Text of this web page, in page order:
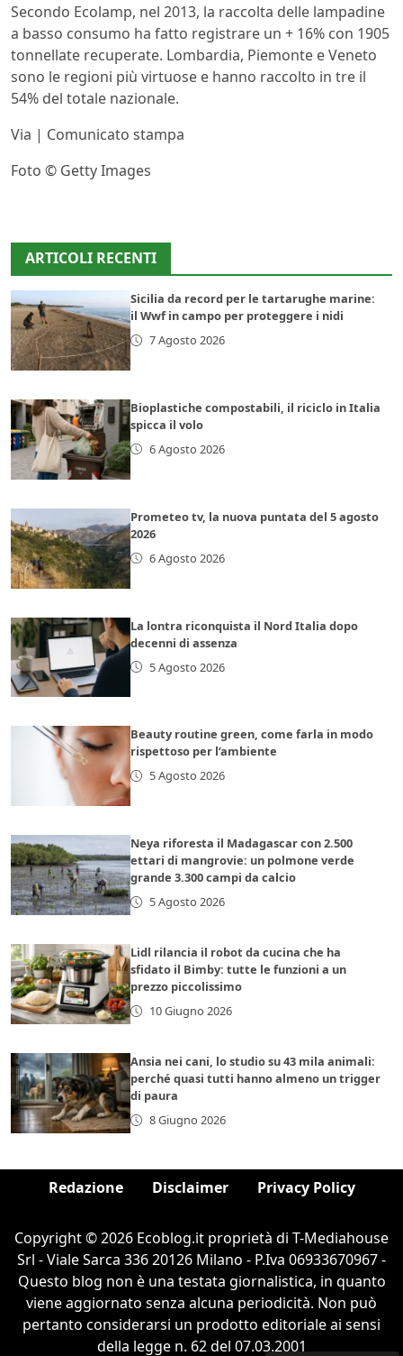
Secondo Ecolamp, nel 2013, la raccolta delle lampadine
a basso consumo ha fatto registrare un + 16% con 1905
tonnellate recuperate. Lombardia, Piemonte e Veneto
sono le regioni più virtuose e hanno raccolto in tre il
54% del totale nazionale.
Via | Comunicato stampa
Foto © Getty Images
ARTICOLI RECENTI
Sicilia da record per le tartarughe marine:
il Wwf in campo per proteggere i nidi
7 Agosto 2026
Bioplastiche compostabili, il riciclo in Italia
spicca il volo
6 Agosto 2026
Prometeo tv, la nuova puntata del 5 agosto
2026
6 Agosto 2026
La lontra riconquista il Nord Italia dopo
decenni di assenza
5 Agosto 2026
Beauty routine green, come farla in modo
rispettoso per l’ambiente
5 Agosto 2026
Neya riforesta il Madagascar con 2.500
ettari di mangrovie: un polmone verde
grande 3.300 campi da calcio
5 Agosto 2026
Lidl rilancia il robot da cucina che ha
sfidato il Bimby: tutte le funzioni a un
prezzo piccolissimo
10 Giugno 2026
Ansia nei cani, lo studio su 43 mila animali:
perché quasi tutti hanno almeno un trigger
di paura
8 Giugno 2026
Redazione Disclaimer Privacy Policy
Copyright © 2026 Ecoblog.it proprietà di T-Mediahouse
Srl - Viale Sarca 336 20126 Milano - P.Iva 06933670967 -
Questo blog non è una testata giornalistica, in quanto
viene aggiornato senza alcuna periodicità. Non può
pertanto considerarsi un prodotto editoriale ai sensi
della legge n. 62 del 07.03.2001